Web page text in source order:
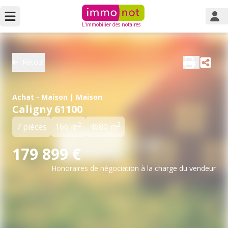
L'immobilier des notaires
Achat - Maison | Maison
Caligny 61100
7 pièces 166 m2 4680 m2
179 899 €
Honoraires de négociation à la charge du vendeur